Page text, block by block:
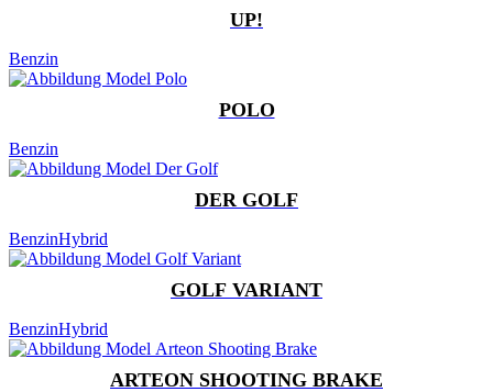
UP!
Benzin
POLO
Benzin
DER GOLF
BenzinHybrid
GOLF VARIANT
BenzinHybrid
ARTEON SHOOTING BRAKE